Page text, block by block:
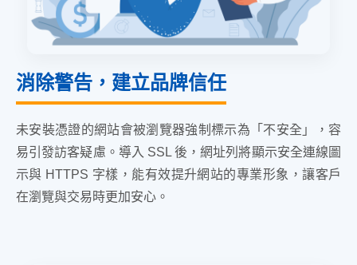
消除警告，建立品牌信任
未安裝憑證的網站會被瀏覽器強制標示為「不安全」，容
易引發訪客疑慮。導入 SSL 後，網址列將顯示安全連線圖
示與 HTTPS 字樣，能有效提升網站的專業形象，讓客戶
在瀏覽與交易時更加安心。